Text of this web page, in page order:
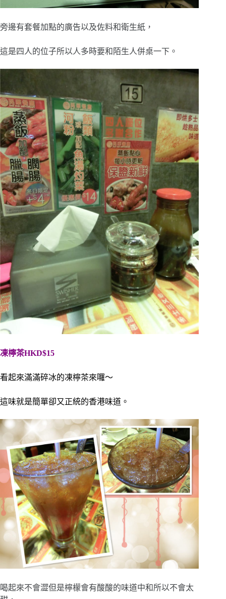
旁邊有套餐加點的廣告以及佐料和衛生紙，
這是四人的位子所以人多時要和陌生人併桌一下。
凍檸茶HKD$15
看起來滿滿碎冰的凍檸茶來囉～
這味就是簡單卻又正統的香港味道。
喝起來不會澀但是檸檬會有酸酸的味道中和所以不會太